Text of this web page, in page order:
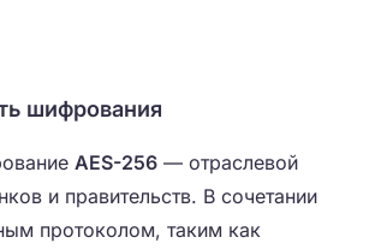
шифрования
AES-256 — отраслевой
и правительств. В сочетании
протоколом, таким как